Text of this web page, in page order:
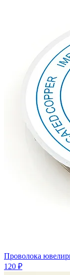
Проволока
120 ₽